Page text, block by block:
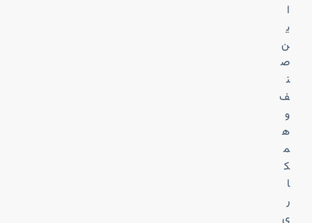
ا
ی
ن
ص
ن
ف
و
ه
م
ک
ا
ر
ی